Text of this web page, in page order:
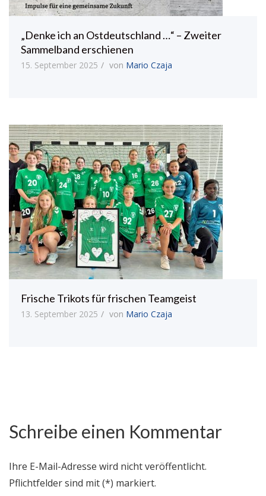
„Denke ich an Ostdeutschland …“ – Zweiter
Sammelband erschienen
15. September 2025 von Mario Czaja
Frische Trikots für frischen Teamgeist
13. September 2025 von Mario Czaja
Schreibe einen Kommentar
Ihre E-Mail-Adresse wird nicht veröffentlicht.
Pflichtfelder sind mit (*) markiert.